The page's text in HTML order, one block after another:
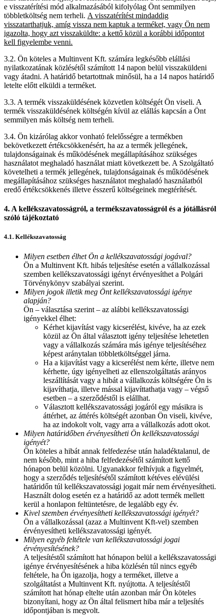
e visszatérítési mód alkalmazásából kifolyólag Önt semmilyen
többletköltség nem terheli. A visszatérítést mindaddig
visszatarthatjuk, amíg vissza nem kaptuk a terméket, vagy Ön nem
igazolta, hogy azt visszaküldte: a kettő közül a korábbi időpontot
kell figyelembe venni.
3.2. Ön köteles a Multinvent Kft. számára legkésőbb elállási
nyilatkozatának közlésétől számított 14 napon belül visszaküldeni
vagy átadni. A határidő betartottnak minősül, ha a 14 napos határidő
letelte előtt elküldi a terméket.
3.3. A termék visszaküldésének közvetlen költségét Ön viseli. A
termék visszaküldésének költségén kívül az elállás kapcsán a Önt
semmilyen más költség nem terheli.
3.4. Ön kizárólag akkor vonható felelősségre a termékben
bekövetkezett értékcsökkenésért, ha az a termék jellegének,
tulajdonságainak és működésének megállapításához szükséges
használatot meghaladó használat miatt következett be. A Szolgáltató
követelheti a termék jellegének, tulajdonságainak és működésének
megállapításához szükséges használatot meghaladó használatból
eredő értékcsökkenés illetve ésszerű költségeinek megtérítését.
4. A kellékszavatosságról, a termékszavatosságról és a jótállásról
szóló tájékoztató
4.1. Kellékszavatosság
Milyen esetben élhet Ön a kellékszavatossági jogával?
Ön a Multinvent Kft. hibás teljesítése esetén a vállalkozással
szemben kellékszavatossági igényt érvényesíthet a Polgári
Törvénykönyv szabályai szerint.
Milyen jogok illetik meg Önt kellékszavatossági igénye
alapján?
Ön – választása szerint – az alábbi kellékszavatossági
igényekkel élhet:
Kérhet kijavítást vagy kicserélést, kivéve, ha az ezek
közül az Ön által választott igény teljesítése lehetetlen
vagy a vállalkozás számára más igénye teljesítéséhez
képest aránytalan többletköltséggel járna.
Ha a kijavítást vagy a kicserélést nem kérte, illetve nem
kérhette, úgy igényelheti az ellenszolgáltatás arányos
leszállítását vagy a hibát a vállalkozás költségére Ön is
kijavíthatja, illetve mással kijavíttathatja vagy – végső
esetben – a szerződéstől is elállhat.
Választott kellékszavatossági jogáról egy másikra is
áttérhet, az áttérés költségét azonban Ön viseli, kivéve,
ha az indokolt volt, vagy arra a vállalkozás adott okot.
Milyen határidőben érvényesítheti Ön kellékszavatossági
igényét?
Ön köteles a hibát annak felfedezése után haladéktalanul, de
nem később, mint a hiba felfedezésétől számított kettő
hónapon belül közölni. Ugyanakkor felhívjuk a figyelmét,
hogy a szerződés teljesítésétől számított kétéves elévülési
határidőn túl kellékszavatossági jogait már nem érvényesítheti.
Használt dolog esetén ez a határidő az adott termék mellett
kerül a honlapon feltüntetésre, de legalább egy év.
Kivel szemben érvényesítheti kellékszavatossági igényét?
Ön a vállalkozással (azaz a Multinvent Kft-vel) szemben
érvényesítheti kellékszavatossági igényét.
Milyen egyéb feltétele van kellékszavatossági jogai
érvényesítésének?
A teljesítéstől számított hat hónapon belül a kellékszavatossági
igénye érvényesítésének a hiba közlésén túl nincs egyéb
feltétele, ha Ön igazolja, hogy a terméket, illetve a
szolgáltatást a Multinvent Kft. nyújtotta. A teljesítéstől
számított hat hónap eltelte után azonban már Ön köteles
bizonyítani, hogy az Ön által felismert hiba már a teljesítés
időpontjában is megvolt.